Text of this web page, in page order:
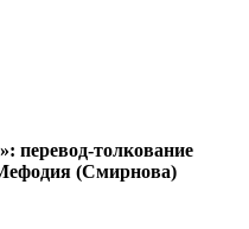
перевод-толкование
(Смирнова)